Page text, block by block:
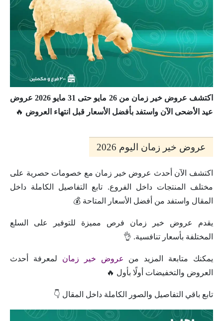
اكتشف عروض خير زمان من 26 مايو حتى 31 مايو 2026 عروض
عيد الأضحى الآن واستفد بأفضل الأسعار قبل انتهاء العروض 🔥
عروض خير زمان اليوم 2026
اكتشف الآن أحدث عروض خير زمان مع خصومات حصرية على
مختلف المنتجات داخل الفروع. تابع التفاصيل الكاملة داخل
المقال واستفد من أفضل الأسعار المتاحة 💰
يقدم عروض خير زمان فرص مميزة للتوفير على السلع
المختلفة بأسعار تنافسية. 👌
يمكنك متابعة المزيد من عروض خير زمان لمعرفة أحدث
العروض والتخفيضات أولًا بأول 🔥
تابع باقي التفاصيل والصور الكاملة داخل المقال 👇